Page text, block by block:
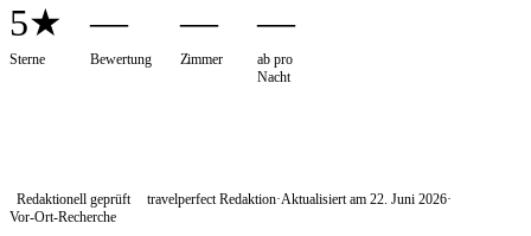
5★
Sterne
—
Bewertung
—
Zimmer
—
ab pro
Nacht
Redaktionell geprüft travelperfect Redaktion·Aktualisiert am 22. Juni 2026·
Vor-Ort-Recherche